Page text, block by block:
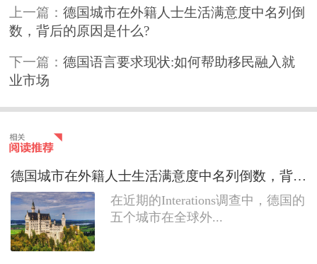
上一篇：德国城市在外籍人士生活满意度中名列倒
数，背后的原因是什么?
下一篇：德国语言要求现状:如何帮助移民融入就
业市场
德国城市在外籍人士生活满意度中名列倒数，背后的原因是什么?
在近期的Interations调查中，德国的
五个城市在全球外...